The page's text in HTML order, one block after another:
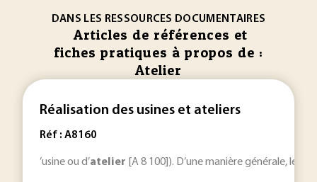
DANS LES RESSOURCES DOCUMENTAIRES
Articles de références et
fiches pratiques à propos de :
Atelier
Réalisation des usines et ateliers
Réf : A8160
’usine ou d’atelier [A 8 100]). D’une manière générale, le